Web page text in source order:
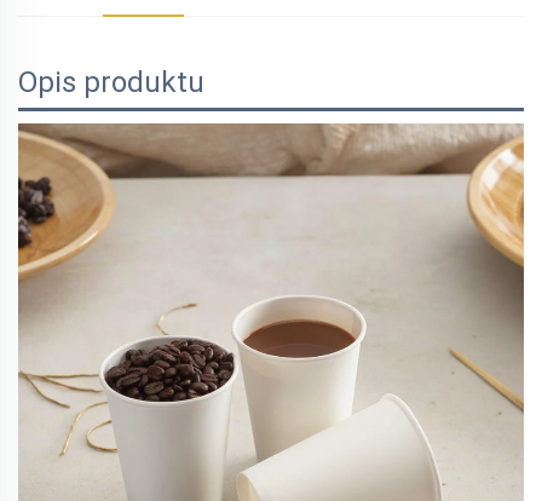
Opis produktu